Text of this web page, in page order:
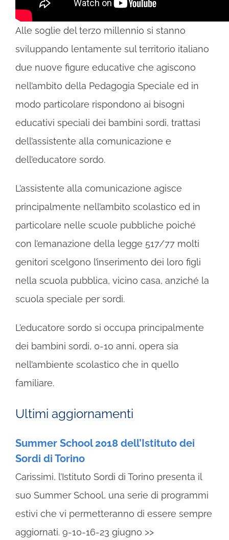
Alle soglie del terzo millennio si stanno
sviluppando lentamente sul territorio italiano
due nuove figure educative che agiscono
nell’ambito della Pedagogia Speciale ed in
modo particolare rispondono ai bisogni
educativi speciali dei bambini sordi, trattasi
dell’assistente alla comunicazione e
dell’educatore sordo.
L’assistente alla comunicazione agisce
principalmente nell’ambito scolastico ed in
particolare nelle scuole pubbliche poiché
con l’emanazione della legge 517/77 molti
genitori scelgono l’inserimento dei loro figli
nella scuola pubblica, vicino casa, anziché la
scuola speciale per sordi.
L’educatore sordo si occupa principalmente
dei bambini sordi, 0-10 anni, opera sia
nell’ambiente scolastico che in quello
familiare.
Ultimi aggiornamenti
Summer School 2018 dell’Istituto dei
Sordi di Torino
Carissimi, l’Istituto Sordi di Torino presenta il
suo Summer School, una serie di programmi
estivi che vi permetteranno di essere sempre
aggiornati. 9-10-16-23 giugno >>